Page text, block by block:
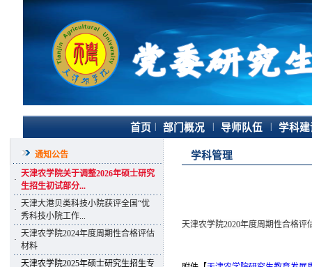
首页 部门概况 导师队伍 学科建
通知公告
·
天津农学院关于调整2026年硕士研究
生招生初试部分...
·
天津大港贝类科技小院获评全国“优
秀科技小院工作...
·
天津农学院2024年度周期性合格评估
材料
天津农学院2025年硕士研究生招生专
学科管理
天津农学院2020年度周期性合格评